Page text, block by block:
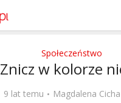
Społeczeństwo
Znicz w kolorze
9 lat temu Magdalena